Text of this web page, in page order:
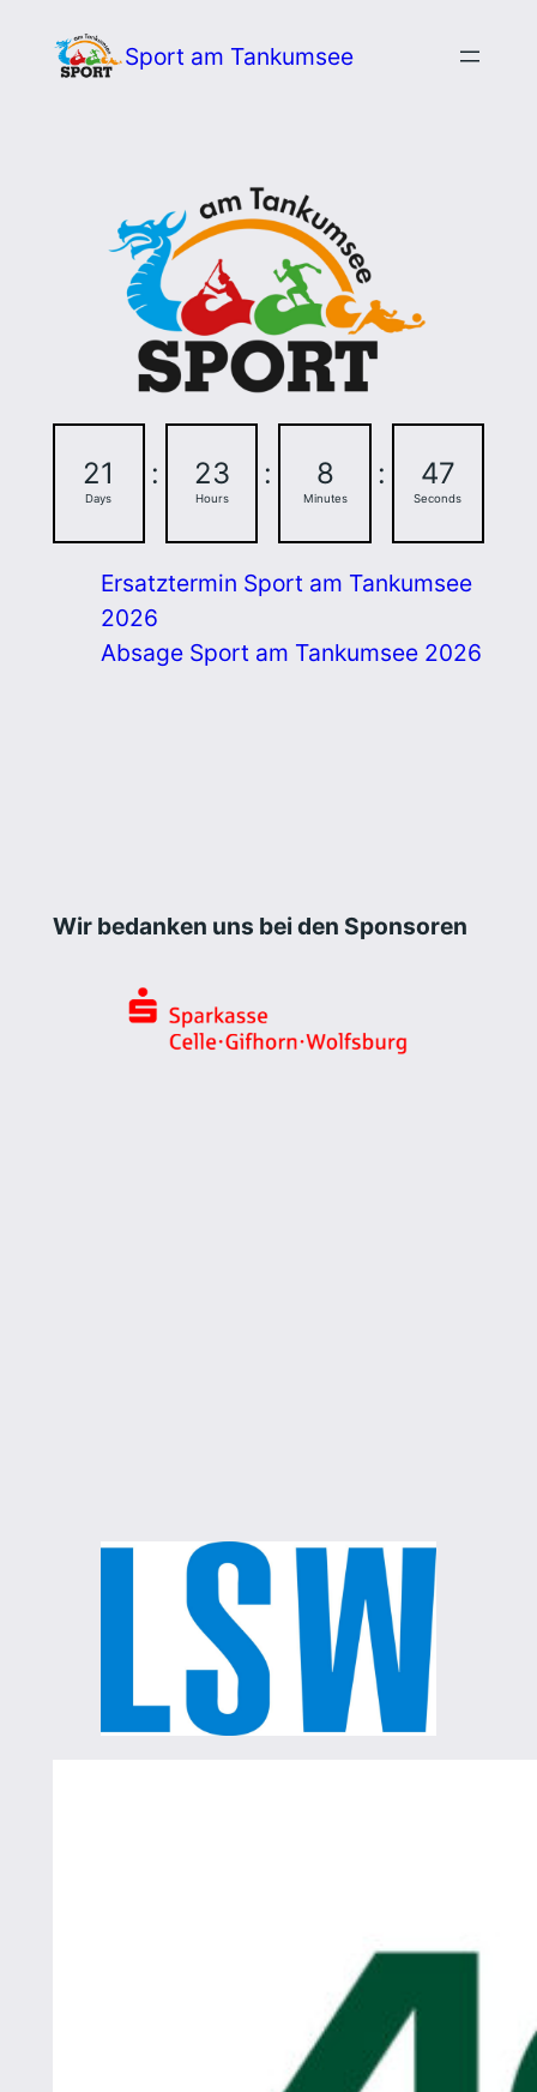
Inhalt
Sport am Tankumsee
21
Days
: 23
Hours
: 8
Minutes
: 46
Seconds
Ersatztermin Sport am Tankumsee
2026
Absage Sport am Tankumsee 2026
Wir bedanken uns bei den Sponsoren